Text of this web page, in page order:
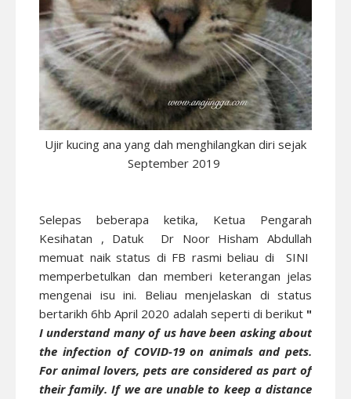
Ujir kucing ana yang dah menghilangkan diri sejak
September 2019
Selepas beberapa ketika, Ketua Pengarah
Kesihatan , Datuk Dr Noor Hisham Abdullah
memuat naik status di FB rasmi beliau di SINI
memperbetulkan dan memberi keterangan jelas
mengenai isu ini. Beliau menjelaskan di status
bertarikh 6hb April 2020 adalah seperti di berikut "
I understand many of us have been asking about
the infection of COVID-19 on animals and pets.
For animal lovers, pets are considered as part of
their family. If we are unable to keep a distance